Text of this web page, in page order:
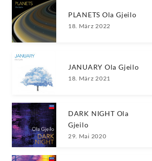
PLANETS Ola Gjeilo
18. März 2022
JANUARY Ola Gjeilo
18. März 2021
DARK NIGHT Ola
Gjeilo
29. Mai 2020